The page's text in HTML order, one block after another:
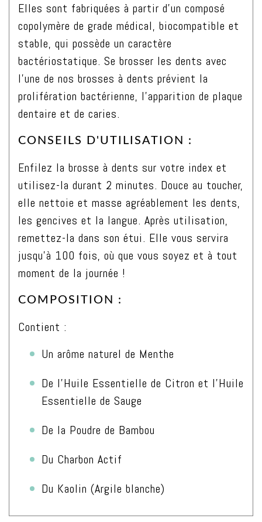
Menthol
Charbon
Actif
Taille
M
Elles sont fabriquées à partir d’un composé
copolymère de grade médical, biocompatible et
stable, qui possède un caractère
bactériostatique. Se brosser les dents avec
l’une de nos brosses à dents prévient la
prolifération bactérienne, l’apparition de plaque
dentaire et de caries.
CONSEILS D'UTILISATION :
Enfilez la brosse à dents sur votre index et
utilisez-la durant 2 minutes. Douce au toucher,
elle nettoie et masse agréablement les dents,
les gencives et la langue. Après utilisation,
remettez-la dans son étui. Elle vous servira
jusqu’à 100 fois, où que vous soyez et à tout
moment de la journée !
COMPOSITION :
Contient :
Un arôme naturel de Menthe
De l’Huile Essentielle de Citron et l’Huile
Essentielle de Sauge
De la Poudre de Bambou
Du Charbon Actif
Du Kaolin (Argile blanche)